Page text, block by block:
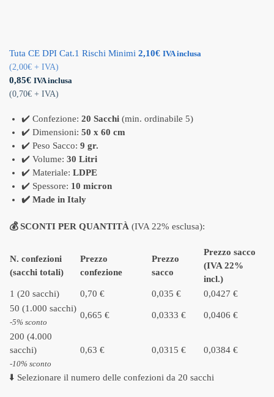
Tuta CE DPI Cat.1 Rischi Minimi 2,10€ IVA inclusa
(2,00€ + IVA)
0,85€ IVA inclusa
(0,70€ + IVA)
✔️ Confezione: 20 Sacchi (min. ordinabile 5)
✔️ Dimensioni: 50 x 60 cm
✔️ Peso Sacco: 9 gr.
✔️ Volume: 30 Litri
✔️ Materiale: LDPE
✔️ Spessore: 10 micron
✔️ Made in Italy
💰 SCONTI PER QUANTITÀ (IVA 22% esclusa):
N. confezioni
(sacchi totali)
Prezzo
confezione
Prezzo
sacco
Prezzo sacco
(IVA 22%
incl.)
1 (20 sacchi)
0,70 € 0,035 €
0,0427 €
50 (1.000 sacchi)
-5% sconto
0,665 € 0,0333 € 0,0406 €
200 (4.000
sacchi)
-10% sconto
0,63 € 0,0315 € 0,0384 €
⬇️ Selezionare il numero delle confezioni da 20 sacchi